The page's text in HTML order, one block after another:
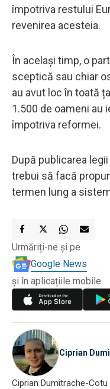
împotriva restului
revenirea acesteia.
În același timp, o
sceptică sau chiar
au avut loc în toată
1.500 de oameni au
împotriva reformei.
După publicarea
trebui să facă
termen lung a
Urmăriți-ne și pe
Google News
și în aplicațiile mobile
Ciprian
Ciprian Dumitrache-